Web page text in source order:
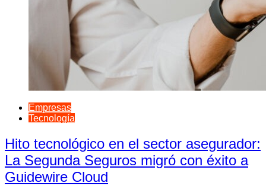
Empresas
Tecnología
Hito tecnológico en el sector asegurador:
La Segunda Seguros migró con éxito a
Guidewire Cloud